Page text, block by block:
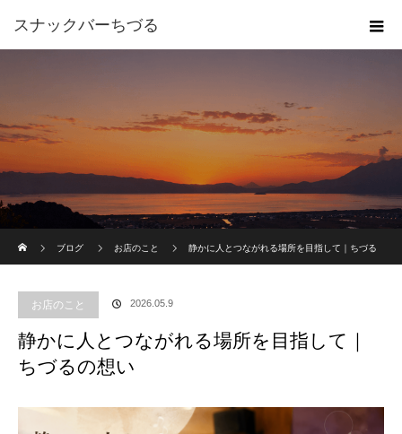
スナックバーちづる
ブログ
お店のこと 静かに人とつながれる場所を目指して｜ちづる
お店のこと 2026.05.9
静かに人とつながれる場所を目指して｜
ちづるの想い